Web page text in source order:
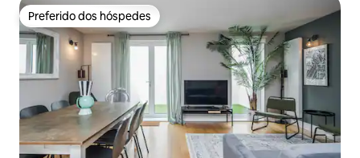
Preferido dos hóspedes
Preferido dos hóspedes